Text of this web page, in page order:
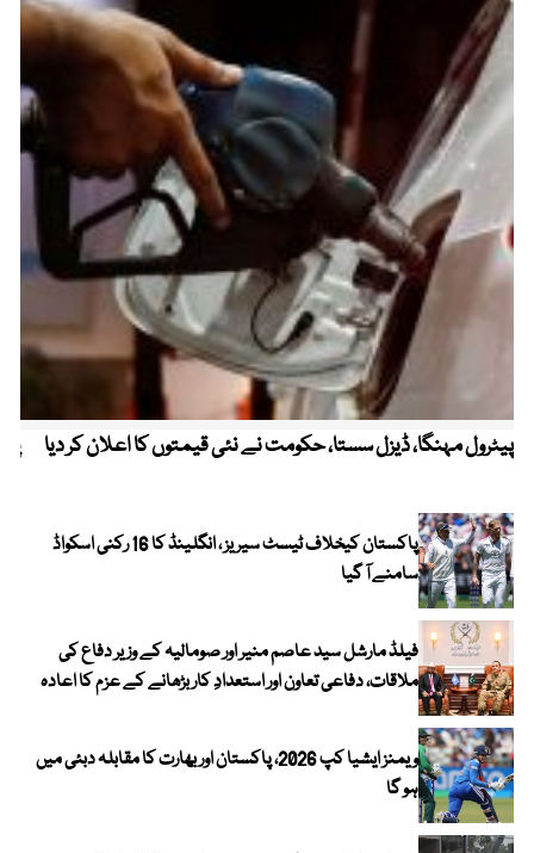
پیٹرول مہنگا، ڈیزل سستا، حکومت نے نئی قیمتوں کا اعلان کر دیا
پاکستان کیخلاف ٹیسٹ سیریز ، انگلینڈ کا 16 رکنی اسکواڈ
سامنے آ گیا
فیلڈ مارشل سید عاصم منیر اور صومالیہ کے وزیر دفاع کی
ملاقات، دفاعی تعاون اور استعدادِ کار بڑھانے کے عزم کا اعادہ
ویمنز ایشیا کپ 2026، پاکستان اور بھارت کا مقابلہ دبئی میں
ہو گا